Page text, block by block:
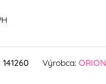
141260 Výrobca: ORION